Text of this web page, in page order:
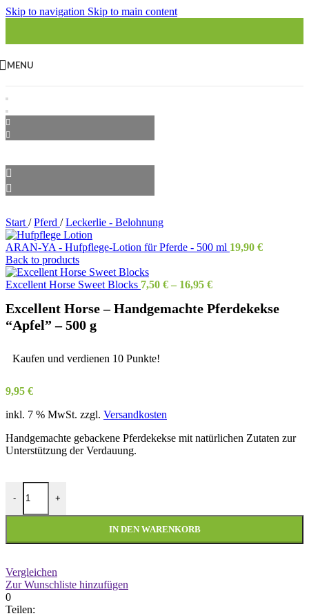
Skip to navigation Skip to main content
MENU
Start / Pferd / Leckerlie - Belohnung
ARAN-YA - Hufpflege-Lotion für Pferde - 500 ml 19,90 €
Back to products
Excellent Horse Sweet Blocks 7,50 € – 16,95 €
Excellent Horse – Handgemachte Pferdekekse
“Apfel” – 500 g
Kaufen und verdienen 10 Punkte!
9,95 €
inkl. 7 % MwSt. zzgl. Versandkosten
Handgemachte gebackene Pferdekekse mit natürlichen Zutaten zur
Unterstützung der Verdauung.
-
Excellent Horse - Handgemachte Pferdekekse "Apfel" - 500 g Menge
+
IN DEN WARENKORB
Vergleichen
Zur Wunschliste hinzufügen
0
Teilen: